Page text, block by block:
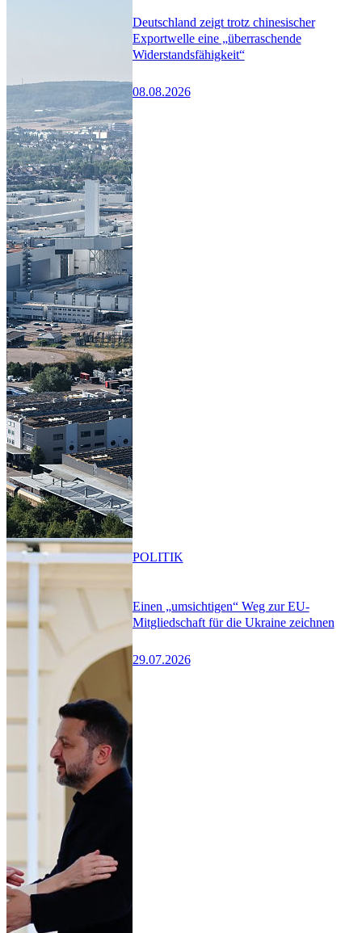
Deutschland zeigt trotz chinesischer
Exportwelle eine „überraschende
Widerstandsfähigkeit“
08.08.2026
Einen „umsichtigen“ Weg zur EU-
Mitgliedschaft für die Ukraine zeichnen
29.07.2026
POLITIK